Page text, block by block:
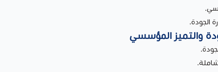
الجودة.
والتميز المؤسسي